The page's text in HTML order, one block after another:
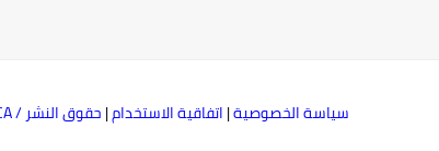
سياسة الخصوصية|اتفاقية الاستخدام|حقوق النشر / DMCA